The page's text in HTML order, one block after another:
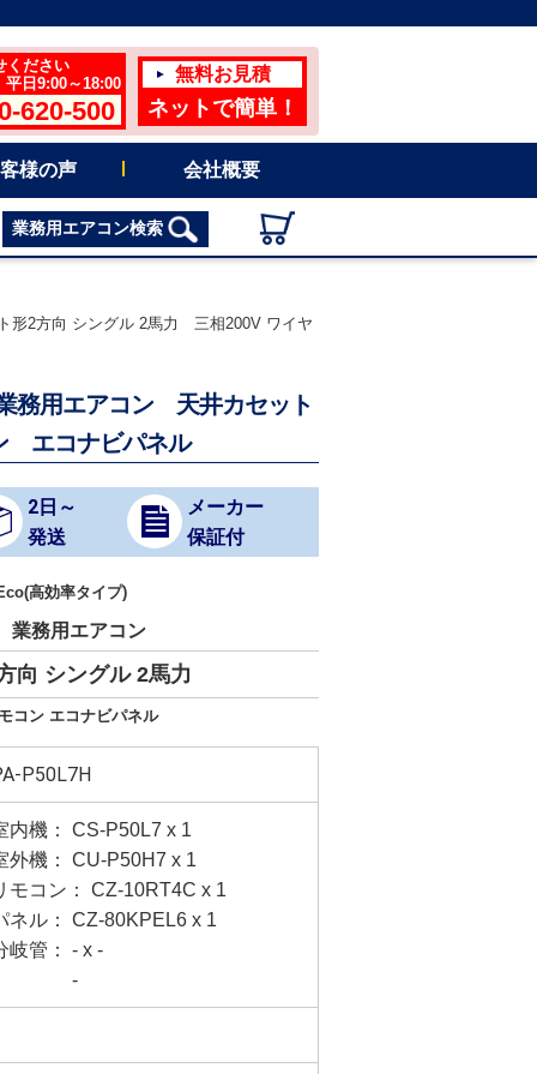
ください
日9:00～18:00
620-500
無料お見積
ネットで簡単！
様の声 会社概要
業務用エアコン検索
2方向 シングル 2馬力 三相200V ワイヤ
務用エアコン 天井カセット
エコナビパネル
2日～
発送
メーカー
保証付
高効率タイプ)
業務用エアコン
向 シングル 2馬力
コン エコナビパネル
P50L7H
内機： CS-P50L7 x 1
外機： CU-P50H7 x 1
モコン： CZ-10RT4C x 1
ネル： CZ-80KPEL6 x 1
岐管： - x -